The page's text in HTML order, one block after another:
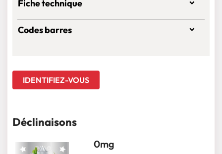
Fiche technique
Codes barres
IDENTIFIEZ-VOUS
Déclinaisons
0mg